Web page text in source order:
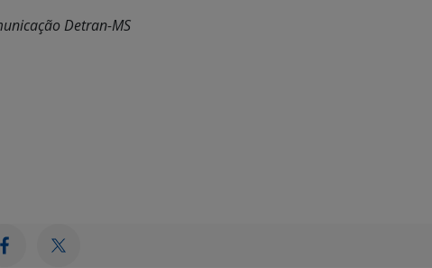
Detran-MS